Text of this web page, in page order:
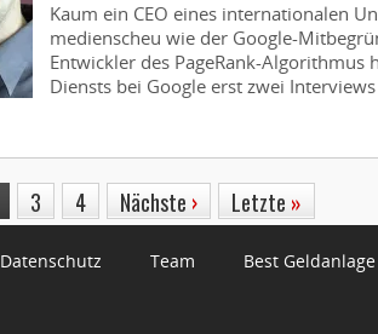
Kaum ein CEO eines internationalen
medienscheu wie der Google-
Entwickler des PageRank-Algorithmus
Diensts bei Google erst zwei
3 4 Nächste › Letzte »
Datenschutz Team Best Geldanlage